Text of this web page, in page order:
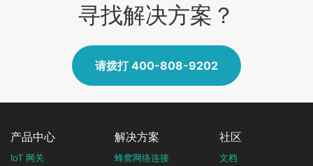
寻找解决方案？
请拨打 400-808-9202
产品中心
IoT 网关
解决方案
蜂窝网络连接
社区
文档